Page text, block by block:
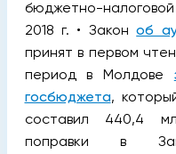
бюджетно-
2018 г. • Законоб
принят в первом
период в Молдове
госбюджета,
составил 440,4
поправки в